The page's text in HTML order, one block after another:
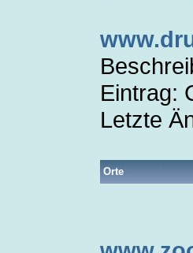
Eintrag:
Letzte
Orte